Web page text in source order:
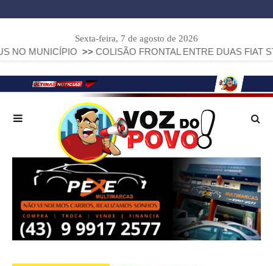
Sexta-feira, 7 de agosto de 2026
>> COLISÃO FRONTAL ENTRE DUAS FIAT STRADA